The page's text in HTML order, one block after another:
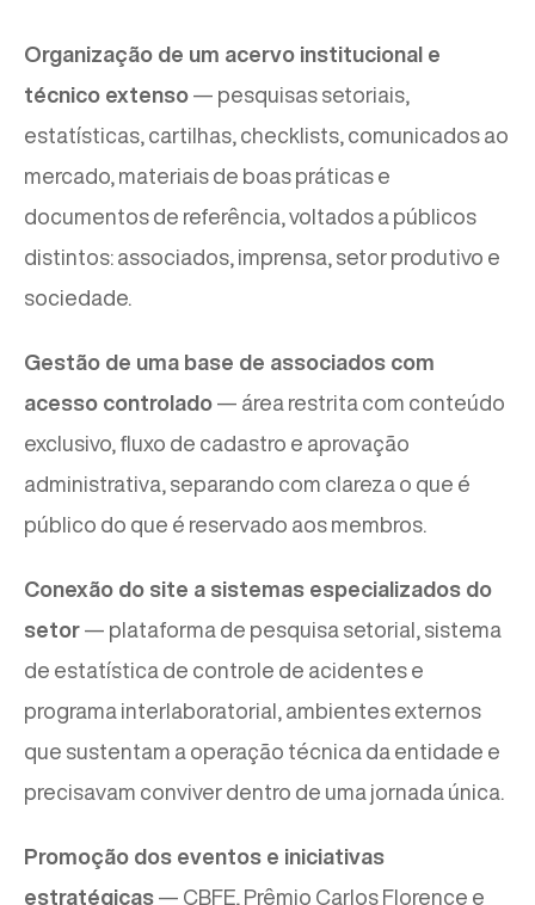
Organização de um acervo institucional e
técnico extenso — pesquisas setoriais,
estatísticas, cartilhas, checklists, comunicados ao
mercado, materiais de boas práticas e
documentos de referência, voltados a públicos
distintos: associados, imprensa, setor produtivo e
sociedade.
Gestão de uma base de associados com
acesso controlado — área restrita com conteúdo
exclusivo, fluxo de cadastro e aprovação
administrativa, separando com clareza o que é
público do que é reservado aos membros.
Conexão do site a sistemas especializados do
setor — plataforma de pesquisa setorial, sistema
de estatística de controle de acidentes e
programa interlaboratorial, ambientes externos
que sustentam a operação técnica da entidade e
precisavam conviver dentro de uma jornada única.
Promoção dos eventos e iniciativas
estratégicas — CBFE, Prêmio Carlos Florence e